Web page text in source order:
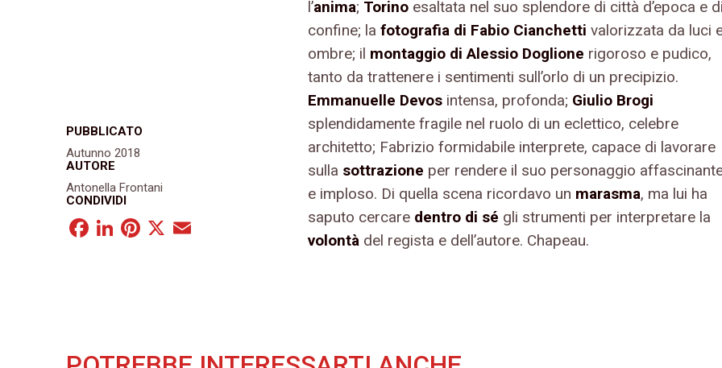
PUBBLICATO
Autunno 2018
AUTORE
Antonella Frontani
CONDIVIDI
Facebook
LinkedIn
Pinterest
X
l’anima; Torino esaltata nel suo splendore di città d’epoca e di
confine; la fotografia di Fabio Cianchetti valorizzata da luci
ombre; il montaggio di Alessio Doglione rigoroso e pudico,
tanto da trattenere i sentimenti sull’orlo di un precipizio.
Emmanuelle Devos intensa, profonda; Giulio Brogi
splendidamente fragile nel ruolo di un eclettico, celebre
architetto; Fabrizio formidabile interprete, capace di lavorare
sulla sottrazione per rendere il suo personaggio
e imploso. Di quella scena ricordavo un marasma, ma lui ha
saputo cercare dentro di sé gli strumenti per interpretare la
volontà del regista e dell’autore. Chapeau.